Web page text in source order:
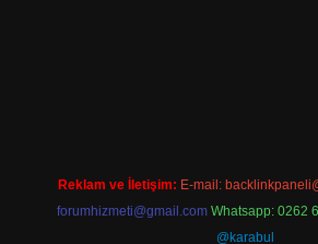
Reklam ve İletişim: E-mail:
forumhizmeti@gmail.com Whatsapp: 0262
@karabul